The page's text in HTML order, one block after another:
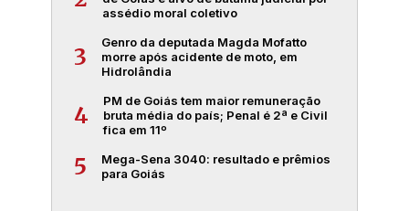
assédio moral coletivo
3
Genro da deputada Magda Mofatto
morre após acidente de moto, em
Hidrolândia
4
PM de Goiás tem maior remuneração
bruta média do país; Penal é 2ª e Civil
fica em 11º
5
Mega-Sena 3040: resultado e prêmios
para Goiás